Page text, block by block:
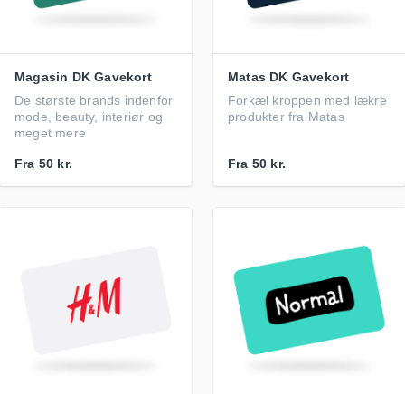
Magasin DK Gavekort
De største brands indenfor
mode, beauty, interiør og
meget mere
Fra 50 kr.
Matas DK Gavekort
Forkæl kroppen med lækre
produkter fra Matas
Fra 50 kr.